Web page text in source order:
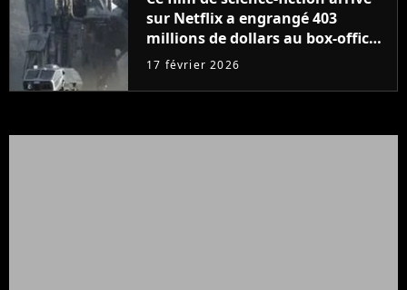
sur Netflix a engrangé 403
millions de dollars au box-office
et fait revivre l'une des sagas les
temps
17 février 2026